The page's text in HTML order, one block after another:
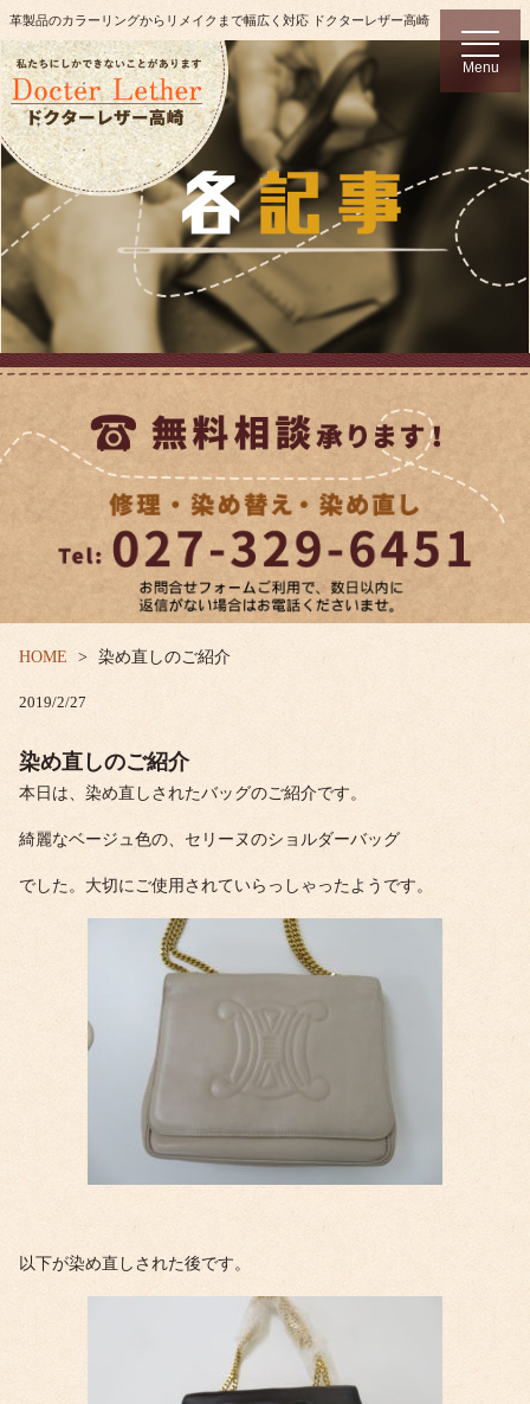
革製品のカラーリングからリメイクまで幅広く対応 ドクターレザー高崎
t
o
g
g
a
i
o
Menu
HOME 染め直しのご紹介
2019/2/27
染め直しのご紹介
本日は、染め直しされたバッグのご紹介です。
綺麗なベージュ色の、セリーヌのショルダーバッグ
でした。大切にご使用されていらっしゃったようです。
以下が染め直しされた後です。